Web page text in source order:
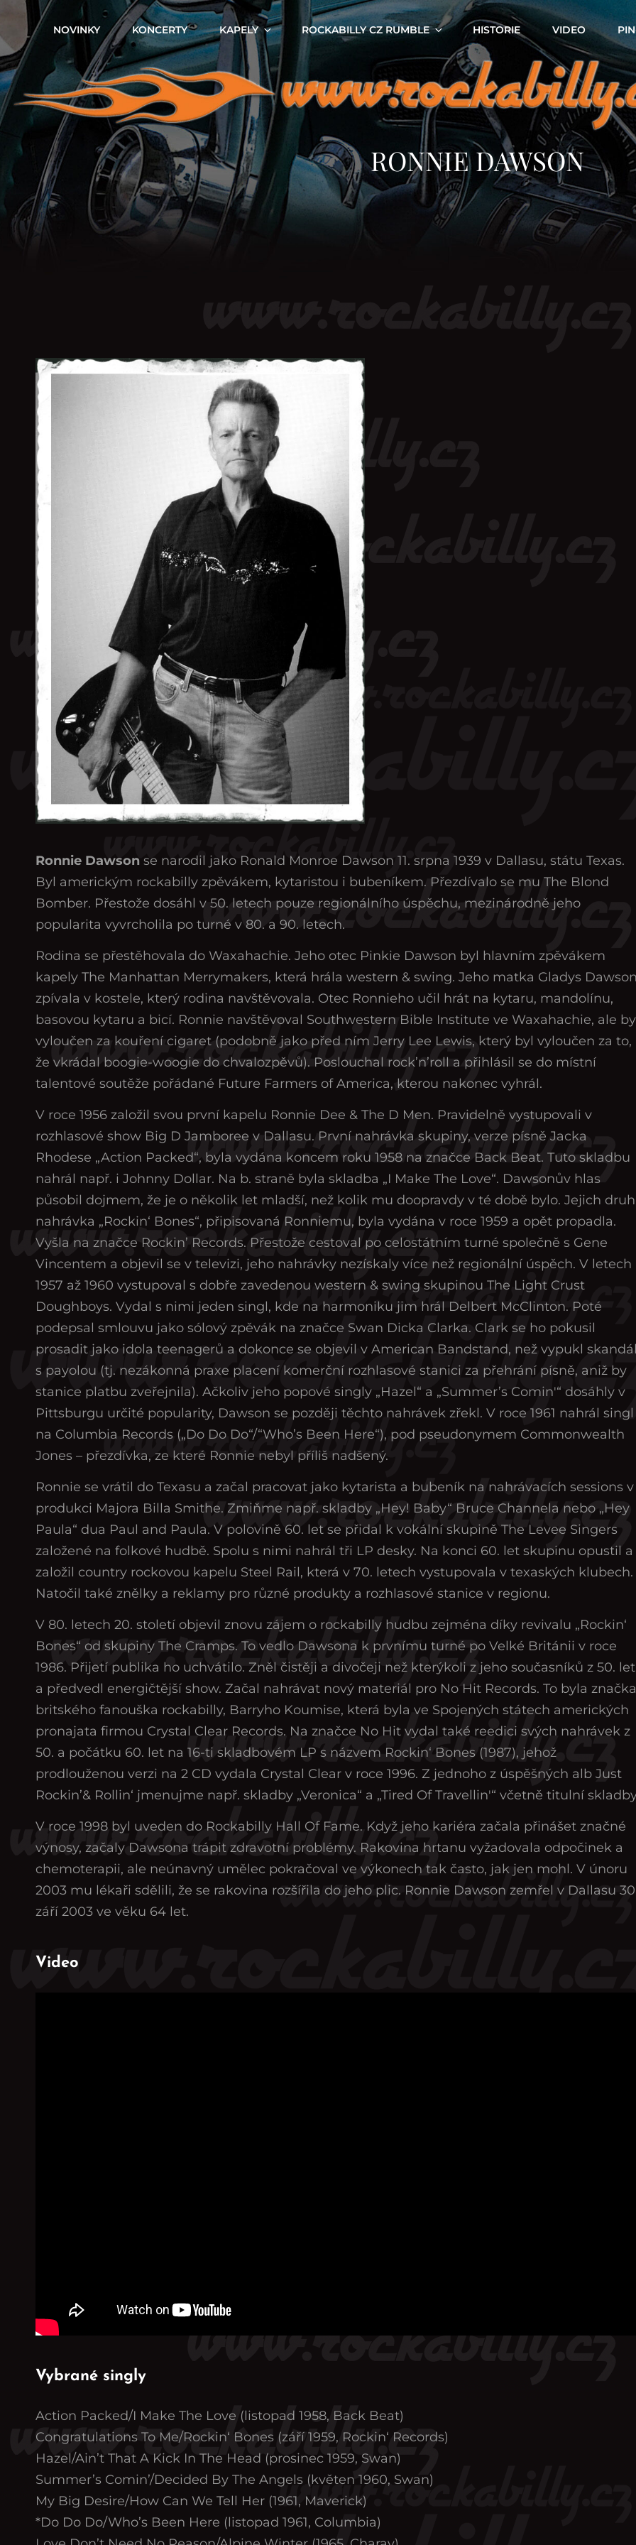
ROCKABILLY.CZ
… To Find Everything About Rockabilly In The Czech Republic
NOVINKY KONCERTY KAPELY ROCKABILLY CZ RUMBLE HISTORIE VIDEO
RONNIE DAWSON
Ronnie Dawson se narodil jako Ronald Monroe Dawson 11. srpna 1939 v Dallasu, státu Texas.
Byl americkým rockabilly zpěvákem, kytaristou i bubeníkem. Přezdívalo se mu The Blond
Bomber. Přestože dosáhl v 50. letech pouze regionálního úspěchu, mezinárodně jeho
popularita vyvrcholila po turné v 80. a 90. letech.
Rodina se přestěhovala do Waxahachie. Jeho otec Pinkie Dawson byl hlavním zpěvákem
kapely The Manhattan Merrymakers, která hrála western & swing. Jeho matka Gladys
zpívala v kostele, který rodina navštěvovala. Otec Ronnieho učil hrát na kytaru, mandolínu,
basovou kytaru a bicí. Ronnie navštěvoval Southwestern Bible Institute ve Waxahachie, ale
vyloučen za kouření cigaret (podobně jako před ním Jerry Lee Lewis, který byl vyloučen za to,
že vkrádal boogie-woogie do chvalozpěvů). Poslouchal rock’n’roll a přihlásil se do místní
talentové soutěže pořádané Future Farmers of America, kterou nakonec vyhrál.
V roce 1956 založil svou první kapelu Ronnie Dee & The D Men. Pravidelně vystupovali v
rozhlasové show Big D Jamboree v Dallasu. První nahrávka skupiny, verze písně Jacka
Rhodese „Action Packed“, byla vydána koncem roku 1958 na značce Back Beat. Tuto skladbu
nahrál např. i Johnny Dollar. Na b. straně byla skladba „I Make The Love“. Dawsonův hlas
působil dojmem, že je o několik let mladší, než kolik mu doopravdy v té době bylo. Jejich
nahrávka „Rockin‘ Bones“, připisovaná Ronniemu, byla vydána v roce 1959 a opět propadla.
Vyšla na značce Rockin’ Records. Přestože cestoval po celostátním turné společně s Gene
Vincentem a objevil se v televizi, jeho nahrávky nezískaly více než regionální úspěch. V letech
1957 až 1960 vystupoval s dobře zavedenou western & swing skupinou The Light Crust
Doughboys. Vydal s nimi jeden singl, kde na harmoniku jim hrál Delbert McClinton. Poté
podepsal smlouvu jako sólový zpěvák na značce Swan Dicka Clarka. Clark se ho pokusil
prosadit jako idola teenagerů a dokonce se objevil v American Bandstand, než vypukl
s payolou (tj. nezákonná praxe placení komerční rozhlasové stanici za přehrání písně, aniž by
stanice platbu zveřejnila). Ačkoliv jeho popové singly „Hazel“ a „Summer’s Comin'“ dosáhly v
Pittsburgu určité popularity, Dawson se později těchto nahrávek zřekl. V roce 1961 nahrál singl
na Columbia Records („Do Do Do“/“Who’s Been Here“), pod pseudonymem Commonwealth
Jones – přezdívka, ze které Ronnie nebyl příliš nadšený.
Ronnie se vrátil do Texasu a začal pracovat jako kytarista a bubeník na nahrávacích sessions v
produkci Majora Billa Smithe. Zmiňme např. skladby „Hey! Baby“ Bruce Channela nebo „Hey
Paula“ dua Paul and Paula. V polovině 60. let se přidal k vokální skupině The Levee Singers
založené na folkové hudbě. Spolu s nimi nahrál tři LP desky. Na konci 60. let skupinu opustil a
založil country rockovou kapelu Steel Rail, která v 70. letech vystupovala v texaských klubech.
Natočil také znělky a reklamy pro různé produkty a rozhlasové stanice v regionu.
V 80. letech 20. století objevil znovu zájem o rockabilly hudbu zejména díky revivalu „Rockin‘
Bones“ od skupiny The Cramps. To vedlo Dawsona k prvnímu turné po Velké Británii v roce
1986. Přijetí publika ho uchvátilo. Zněl čistěji a divočeji než kterýkoli z jeho současníků z 50. let
a předvedl energičtější show. Začal nahrávat nový materiál pro No Hit Records. To byla značka
britského fanouška rockabilly, Barryho Koumise, která byla ve Spojených státech amerických
pronajata firmou Crystal Clear Records. Na značce No Hit vydal také reedici svých nahrávek z
50. a počátku 60. let na 16-ti skladbovém LP s názvem Rockin‘ Bones (1987), jehož
prodlouženou verzi na 2 CD vydala Crystal Clear v roce 1996. Z jednoho z úspěšných alb Just
Rockin’& Rollin‘ jmenujme např. skladby „Veronica“ a „Tired Of Travellin'“ včetně titulní
V roce 1998 byl uveden do Rockabilly Hall Of Fame. Když jeho kariéra začala přinášet značné
výnosy, začaly Dawsona trápit zdravotní problémy. Rakovina hrtanu vyžadovala odpočinek a
chemoterapii, ale neúnavný umělec pokračoval ve výkonech tak často, jak jen mohl. V únoru
2003 mu lékaři sdělili, že se rakovina rozšířila do jeho plic. Ronnie Dawson zemřel v Dallasu
září 2003 ve věku 64 let.
Video
Vybrané singly
Action Packed/I Make The Love (listopad 1958, Back Beat)
Congratulations To Me/Rockin‘ Bones (září 1959, Rockin‘ Records)
Hazel/Ain’t That A Kick In The Head (prosinec 1959, Swan)
Summer’s Comin’/Decided By The Angels (květen 1960, Swan)
My Big Desire/How Can We Tell Her (1961, Maverick)
*Do Do Do/Who’s Been Here (listopad 1961, Columbia)